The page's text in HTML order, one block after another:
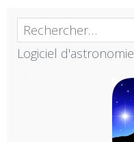
Rechercher :
Logiciel d'astronomie